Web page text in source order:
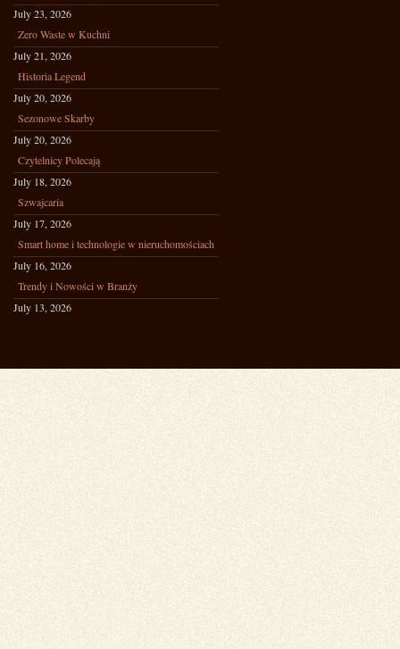
July 23, 2026
Zero Waste w Kuchni
July 21, 2026
Historia Legend
July 20, 2026
Sezonowe Skarby
July 20, 2026
Czytelnicy Polecają
July 18, 2026
Szwajcaria
July 17, 2026
Smart home i technologie w nieruchomościach
July 16, 2026
Trendy i Nowości w Branży
July 13, 2026